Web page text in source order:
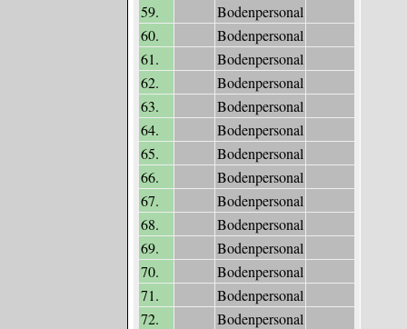
59.
Bodenpersonal
60.
Bodenpersonal
61.
Bodenpersonal
62.
Bodenpersonal
63.
Bodenpersonal
64.
Bodenpersonal
65.
Bodenpersonal
66.
Bodenpersonal
67.
Bodenpersonal
68.
Bodenpersonal
69.
Bodenpersonal
70.
Bodenpersonal
71.
Bodenpersonal
72.
Bodenpersonal